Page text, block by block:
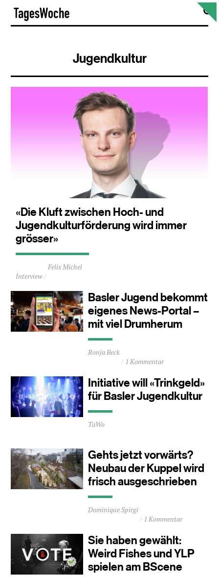
Skip
content
Jugendkultur
«Die Kluft zwischen Hoch- und
Jugendkulturförderung wird immer
grösser»
Durchschnittliche
ca.
1
Minuten
Interview
Felix Michel
Basler Jugend bekommt
eigenes News-Portal –
mit viel Drumherum
Durchschnittliche
Lesezeit
Minuten
Ronja Beck
1 Kommentar
Initiative will «Trinkgeld»
für Basler Jugendkultur
Durchschnittliche
Lesezeit
Minuten
TaWo
Gehts jetzt vorwärts?
Neubau der Kuppel wird
frisch ausgeschrieben
Durchschnittliche
Lesezeit
Minuten
Dominique Spirgi
1 Kommentar
Sie haben gewählt:
Weird Fishes und YLP
spielen am BScene